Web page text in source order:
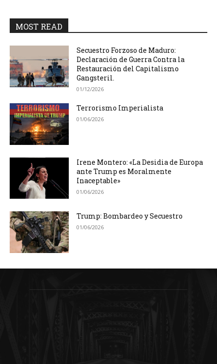
MOST READ
Secuestro Forzoso de Maduro:
Declaración de Guerra Contra la
Restauración del Capitalismo
Gangsteril.
01/12/2026
Terrorismo Imperialista
01/06/2026
Irene Montero: «La Desidia de Europa
ante Trump es Moralmente
Inaceptable»
01/06/2026
Trump: Bombardeo y Secuestro
01/06/2026